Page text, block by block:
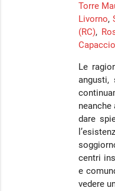
Torre
Livorno,
(RC),
Le
angusti,
dare
centri
e
vedere